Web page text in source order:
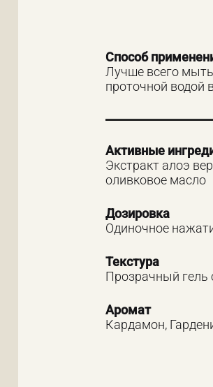
Способ
Лучше всего
проточной водой
Активные
Экстракт алоэ
оливковое масло
Дозировка
Одиночное
Текстура
Прозрачный гель
Аромат
Кардамон,